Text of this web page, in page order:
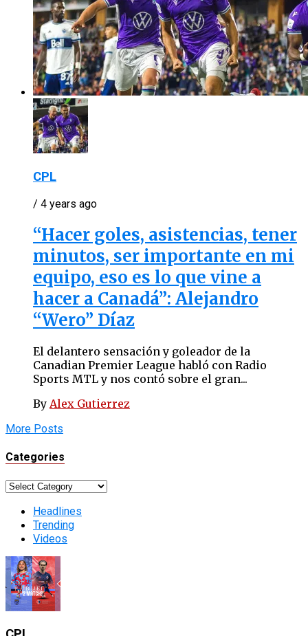
CPL
/ 4 years ago
“Hacer goles, asistencias, tener
minutos, ser importante en mi
equipo, eso es lo que vine a
hacer a Canadá”: Alejandro
“Wero” Díaz
El delantero sensación y goleador de la
Canadian Premier League habló con Radio
Sports MTL y nos contó sobre el gran...
By Alex Gutierrez
More Posts
Categories
Categories
Headlines
Trending
Videos